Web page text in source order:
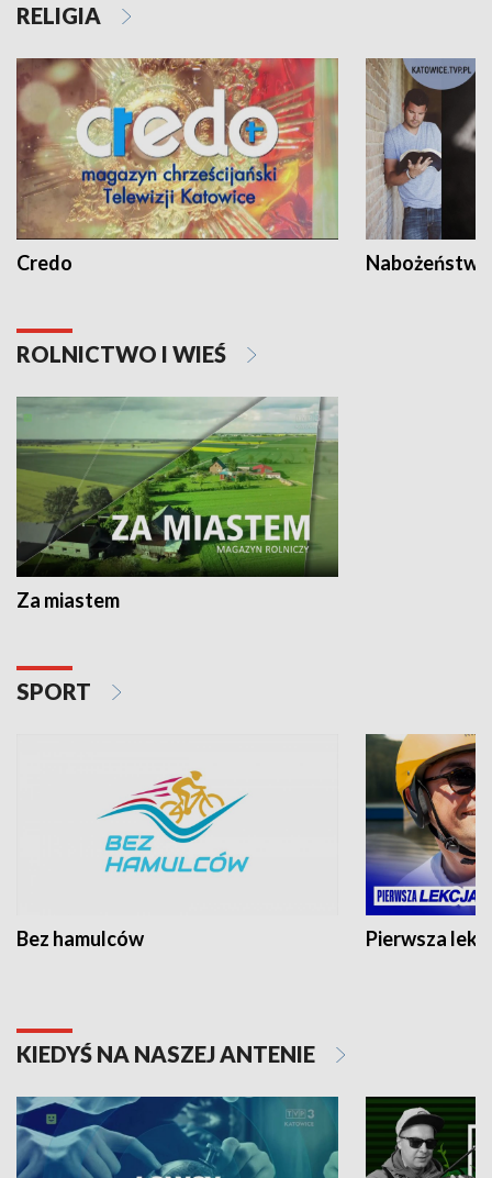
RELIGIA
Credo
ROLNICTWO I WIEŚ
Za miastem
SPORT
Bez hamulców Pierwsza
KIEDYŚ NA NASZEJ ANTENIE